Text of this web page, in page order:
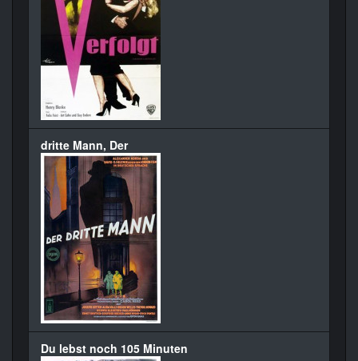
dritte Mann, Der
Du lebst noch 105 Minuten